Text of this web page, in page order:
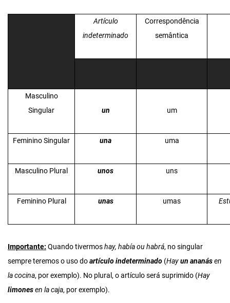
Artículo
indeterminado
Correspondência
semântica
Masculino
Singular
un um
Feminino Singular una uma
Masculino Plural unos uns
Feminino Plural unas umas
Importante: Quando tivermoshay, había ou habrá, no singular
sempre teremos o uso doartículo indeterminado (Hayun ananásen
la cocina, por exemplo). No plural, o artículo será suprimido (Hay
limonesen la caja, por exemplo).